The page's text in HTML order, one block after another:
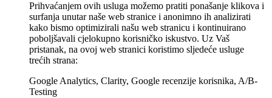
Prihvaćanjem ovih usluga možemo pratiti ponašanje klikova i
surfanja unutar naše web stranice i anonimno ih analizirati
kako bismo optimizirali našu web stranicu i kontinuirano
poboljšavali cjelokupno korisničko iskustvo. Uz Vaš
pristanak, na ovoj web stranici koristimo sljedeće usluge
trećih strana:
Google Analytics, Clarity, Google recenzije korisnika, A/B-
Testing